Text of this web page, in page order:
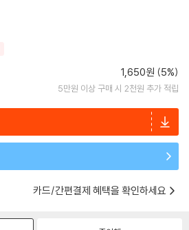
1,650원 (5%)
5만원 이상 구매 시 2천원 추가 적립
카드/간편결제 혜택을 확인하세요